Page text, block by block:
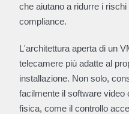
che aiutano a ridurre i
compliance.
L'architettura aperta di un
telecamere più adatte al
installazione. Non solo,
facilmente il software
fisica, come il controllo